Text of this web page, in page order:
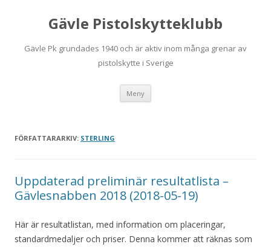
Gävle Pistolskytteklubb
Gävle Pk grundades 1940 och är aktiv inom många grenar av
pistolskytte i Sverige
Meny
FÖRFATTARARKIV: STERLING
Uppdaterad preliminär resultatlista –
Gävlesnabben 2018 (2018-05-19)
Här är resultatlistan, med information om placeringar,
standardmedaljer och priser. Denna kommer att räknas som